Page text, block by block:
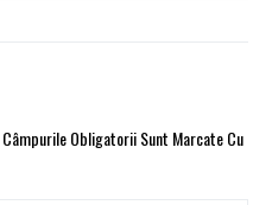
Câmpurile Obligatorii Sunt Marcate Cu